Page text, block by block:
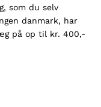
som du selv
danmark, har
på op til kr. 400,-